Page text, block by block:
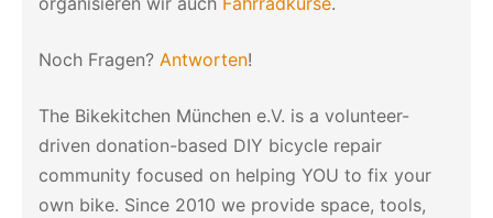
Noch Fragen? Antworten!
The Bikekitchen München e.V. is a volunteer-
driven donation-based DIY bicycle repair
community focused on helping YOU to fix your
own bike. Since 2010 we provide space, tools,